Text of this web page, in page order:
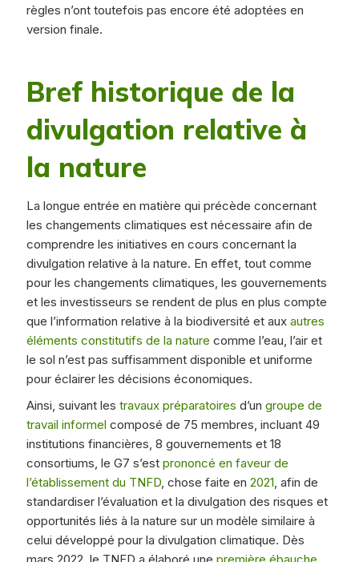
règles n’ont toutefois pas encore été adoptées en
version finale.
Bref historique de la
divulgation relative à
la nature
La longue entrée en matière qui précède concernant
les changements climatiques est nécessaire afin de
comprendre les initiatives en cours concernant la
divulgation relative à la nature. En effet, tout comme
pour les changements climatiques, les gouvernements
et les investisseurs se rendent de plus en plus compte
que l’information relative à la biodiversité et aux autres
éléments constitutifs de la nature comme l’eau, l’air et
le sol n’est pas suffisamment disponible et uniforme
pour éclairer les décisions économiques.
Ainsi, suivant les travaux préparatoires d’un groupe de
travail informel composé de 75 membres, incluant 49
institutions financières, 8 gouvernements et 18
consortiums, le G7 s’est prononcé en faveur de
l’établissement du TNFD, chose faite en 2021, afin de
standardiser l’évaluation et la divulgation des risques et
opportunités liés à la nature sur un modèle similaire à
celui développé pour la divulgation climatique. Dès